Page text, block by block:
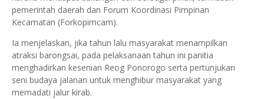
pemerintah daerah dan Forum Koordinasi Pimpinan
Kecamatan (Forkopimcam).
Ia menjelaskan, jika tahun lalu masyarakat menampilkan
atraksi barongsai, pada pelaksanaan tahun ini panitia
menghadirkan kesenian Reog Ponorogo serta pertunjukan
seni budaya jalanan untuk menghibur masyarakat yang
memadati jalur kirab.